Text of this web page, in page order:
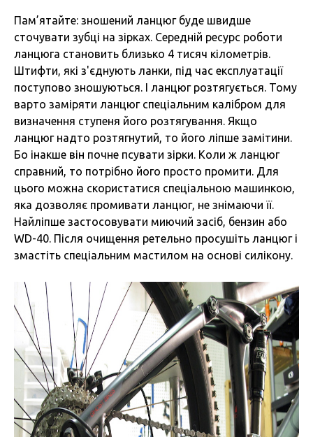
Пам’ятайте: зношений ланцюг буде швидше
сточувати зубці на зірках. Середній ресурс роботи
ланцюга становить близько 4 тисяч кілометрів.
Штифти, які з'єднують ланки, під час експлуатації
поступово зношуються. І ланцюг розтягується. Тому
варто заміряти ланцюг спеціальним калібром для
визначення ступеня його розтягування. Якщо
ланцюг надто розтягнутий, то його ліпше замітини.
Бо інакше він почне псувати зірки. Коли ж ланцюг
справний, то потрібно його просто промити. Для
цього можна скористатися спеціальною машинкою,
яка дозволяє промивати ланцюг, не знімаючи її.
Найліпше застосовувати миючий засіб, бензин або
WD-40. Після очищення ретельно просушіть ланцюг і
змастіть спеціальним мастилом на основі силікону.